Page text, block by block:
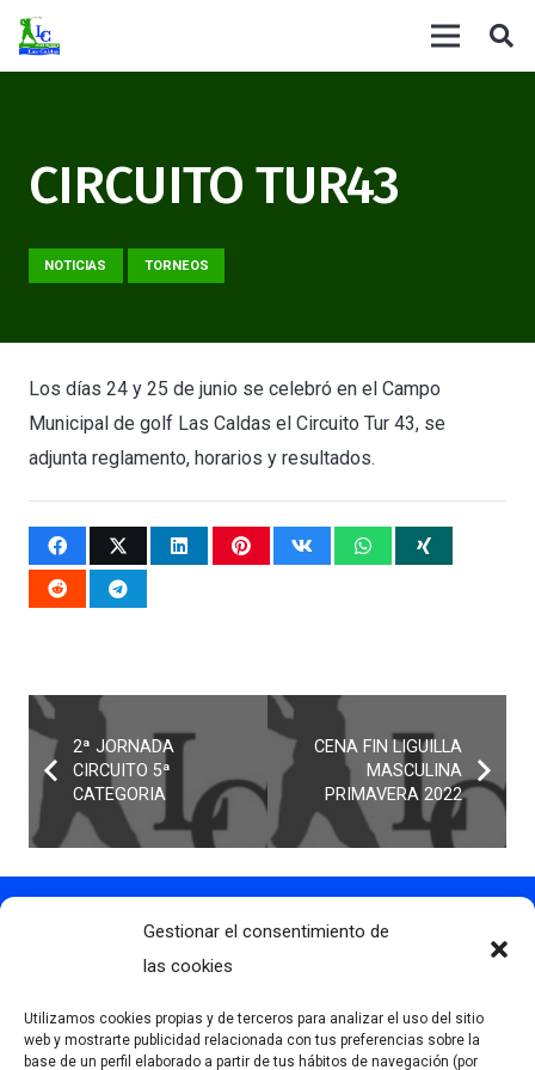
Gestionar el consentimiento de
las cookies
Utilizamos cookies propias y de terceros para analizar el uso del sitio
web y mostrarte publicidad relacionada con tus preferencias sobre la
base de un perfil elaborado a partir de tus hábitos de navegación (por
CIRCUITO TUR43
NOTICIAS TORNEOS
Los días 24 y 25 de junio se celebró en el Campo
Municipal de golf Las Caldas el Circuito Tur 43, se
adjunta reglamento, horarios y resultados.
2ª JORNADA
CIRCUITO 5ª
CATEGORIA
CENA FIN LIGUILLA
MASCULINA
PRIMAVERA 2022
Contacto
info@clubdegolflascaldas.com
681 163 108
La Premaña s/n, 33174, Oviedo, España